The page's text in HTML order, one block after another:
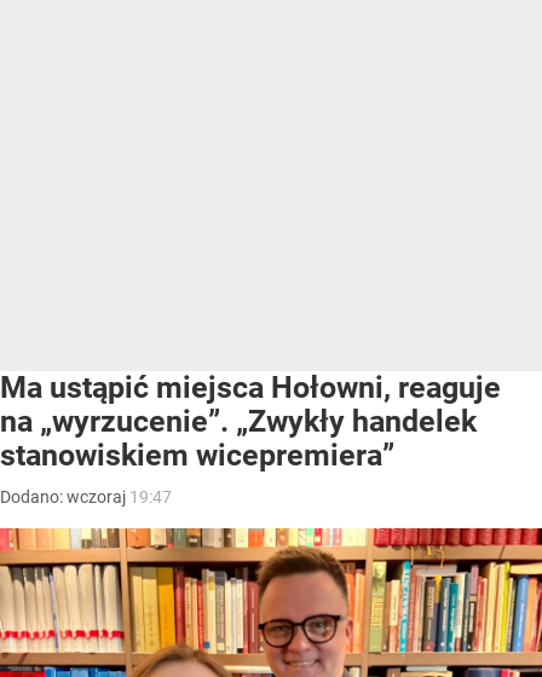
Ma ustąpić miejsca Hołowni, reaguje
na „wyrzucenie”. „Zwykły handelek
stanowiskiem wicepremiera”
Dodano:wczoraj 19:47